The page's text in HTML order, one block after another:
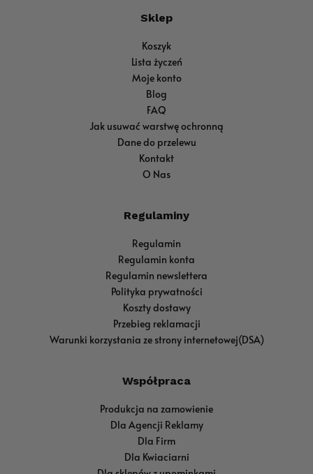
Sklep
Koszyk
Lista życzeń
Moje konto
Blog
FAQ
Jak usuwać warstwę ochronną
Dane do przelewu
Kontakt
O Nas
Regulaminy
Regulamin
Regulamin konta
Regulamin newslettera
Polityka prywatności
Koszty dostawy
Przebieg reklamacji
Warunki korzystania ze strony internetowej(DSA)
Współpraca
Produkcja na zamowienie
Dla Agencji Reklamy
Dla Firm
Dla Kwiaciarni